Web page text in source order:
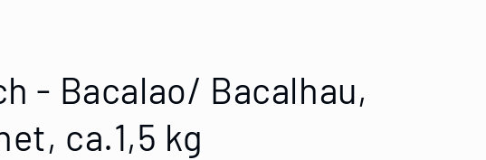
- Bacalao/ Bacalhau,
ca.1,5 kg